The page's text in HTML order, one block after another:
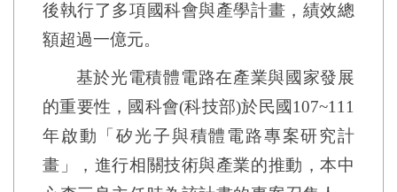
後執行了多項國科會與產學計畫，績效總
額超過一億元。
基於光電積體電路在產業與國家發展
的重要性，國科會(科技部)於民國107~111
年啟動「矽光子與積體電路專案研究計
畫」，進行相關技術與產業的推動，本中